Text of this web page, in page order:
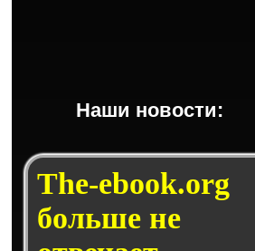
Наши новости:
The-ebook.org
больше не